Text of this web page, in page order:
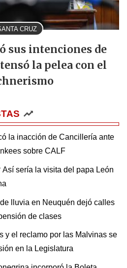
CRUZ
sus intenciones de
la pelea con el
la inacción de Cancillería ante
sobre CALF
sería la visita del papa León
lluvia en Neuquén dejó calles
de clases
y el reclamo por las Malvinas se
en la Legislatura